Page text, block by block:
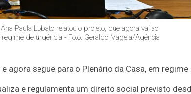
Paula Lobato relatou o projeto, que agora vai ao
regime de urgência - Foto: Geraldo Magela/Agência
e agora segue para o Plenário da Casa, em regime
e regulamenta um direito social previsto